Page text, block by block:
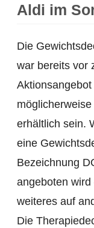
Aldi im
Die
war bereits vor
erhältlich sein.
eine
Bezeichnung
angeboten
weiteres auf
Die